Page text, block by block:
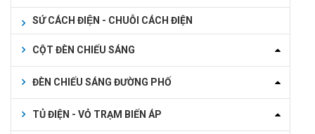
SỨ CÁCH ĐIỆN - CHUỖI CÁCH ĐIỆN
CỘT ĐÈN CHIẾU SÁNG
ĐÈN CHIẾU SÁNG ĐƯỜNG PHỐ
TỦ ĐIỆN - VỎ TRẠM BIẾN ÁP